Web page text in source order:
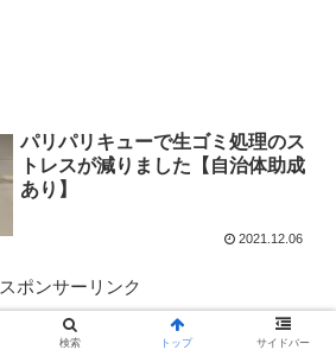
パリパリキューで生ゴミ処理のス
トレスが減りました【自治体助成
あり】
2021.12.06
スポンサーリンク
検索 トップ サイドバー